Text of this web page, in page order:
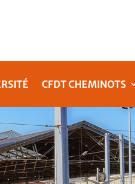
CFDT CHEMINOTS